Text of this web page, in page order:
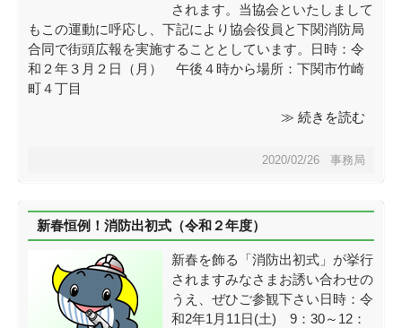
されます。当協会といたしまして
もこの運動に呼応し、下記により協会役員と下関消防局
合同で街頭広報を実施することとしています。日時：令
和２年３月２日（月） 午後４時から場所：下関市竹崎
町４丁目
≫ 続きを読む
2020/02/26 事務局
新春恒例！消防出初式（令和２年度）
新春を飾る「消防出初式」が挙行
されますみなさまお誘い合わせの
うえ、ぜひご参観下さい日時：令
和2年1月11日(土) 9：30～12：